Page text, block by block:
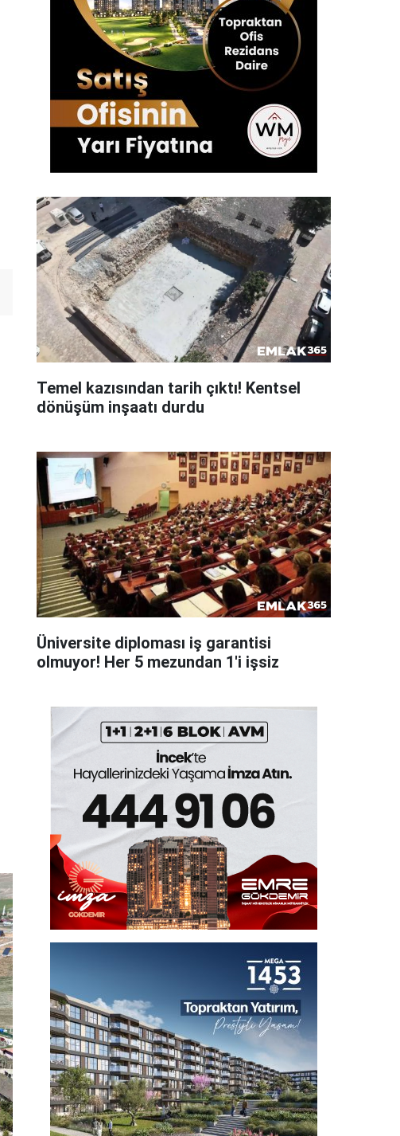
Temel kazısından tarih çıktı! Kentsel
dönüşüm inşaatı durdu
Üniversite diploması iş garantisi
olmuyor! Her 5 mezundan 1'i işsiz